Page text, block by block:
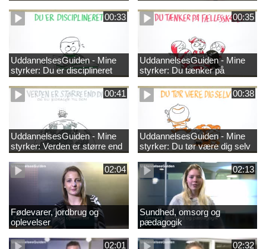
00:33
UddannelsesGuiden - Mine
styrker: Du er disciplineret
00:35
UddannelsesGuiden - Mine
styrker: Du tænker på
fællesskabet
00:41
UddannelsesGuiden - Mine
styrker: Verden er større end
dig og du bidrager til den
00:38
UddannelsesGuiden - Mine
styrker: Du tør være dig selv
02:04
Fødevarer, jordbrug og
oplevelser
02:13
Sundhed, omsorg og
pædagogik
02:01 02:32